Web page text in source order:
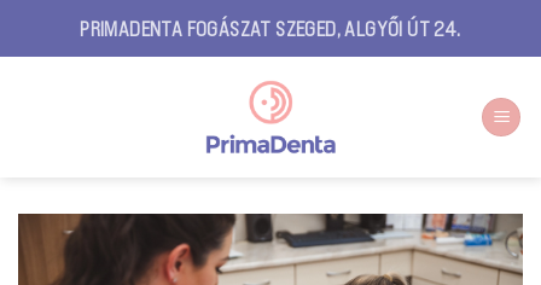
PRIMADENTA FOGÁSZAT SZEGED, ALGYŐI ÚT 24.